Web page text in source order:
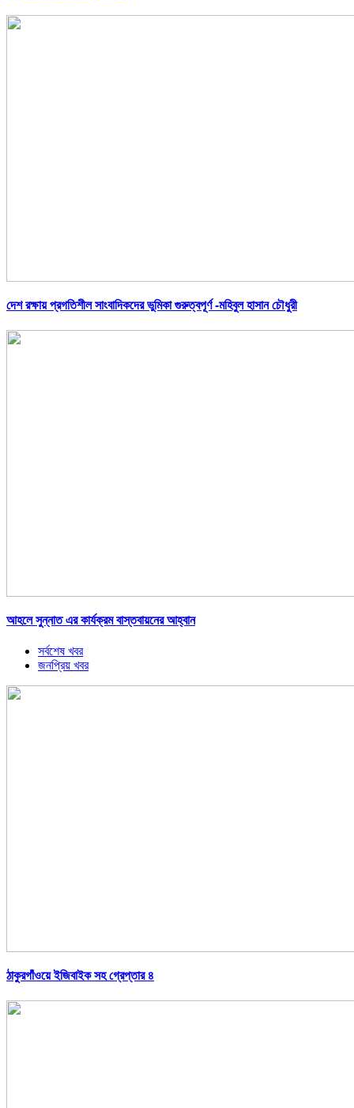
দেশ রক্ষায় প্রগতিশীল সাংবাদিকদের ভুমিকা গুরুত্বপূর্ণ -মহিবুল হাসান চৌধুরী
আহলে সুন্নাত এর কার্যক্রম বাস্তবায়নের আহ্বান
সর্বশেষ খবর
জনপ্রিয় খবর
ঠাকুরগাঁওয়ে ইজিবাইক সহ গ্রেপ্তার ৪